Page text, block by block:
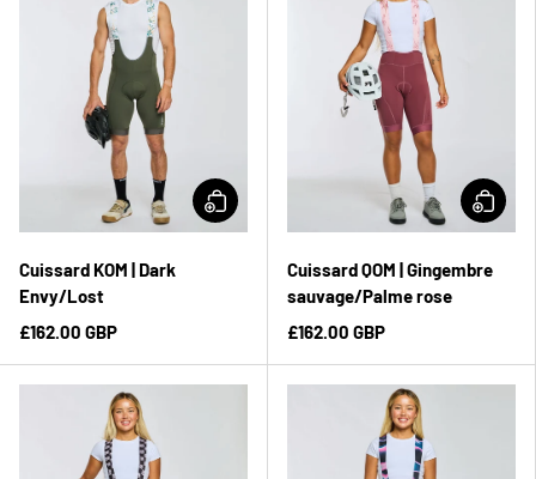
Cuissard KOM | Dark
Envy/Lost
£162.00 GBP
Cuissard QOM | Gingembre
sauvage/Palme rose
£162.00 GBP